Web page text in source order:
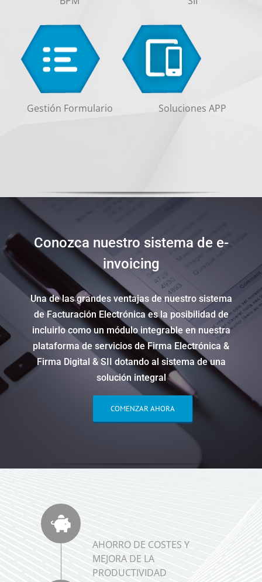
Gestión Formulario Soluciones APP
Conozca nuestro sistema de e-
invoicing
Una de las grandes ventajas de nuestro sistema
de Facturación Electrónica es la posibilidad de
incluirlo como un módulo integrable en nuestra
plataforma de servicios de Firma Electrónica &
Firma Digital & SII dotando al sistema de una
solución integral
COMENZAR AHORA
AHORRO DE COSTES Y
MEJORA DE LA
PRODUCTIVIDAD